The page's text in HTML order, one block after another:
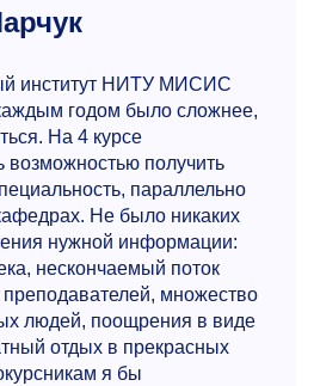
институт НИТУ МИСИС
годом было сложнее,
На 4 курсе
возможностью получить
параллельно
Не было никаких
нужной информации:
нескончаемый поток
множество
людей, поощрения в виде
отдых в прекрасных
я бы